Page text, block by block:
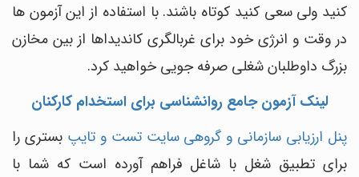
کنید ولی سعی کنید کوتاه باشند. با استفاده از این آزمون ها
در وقت و انرژی خود برای غربالگری کاندیداها از بین مخازن
بزرگ داوطلبان شغلی صرفه جویی خواهید کرد.
لینک آزمون جامع روانشناسی برای استخدام کارکنان
پنل ارزیابی سازمانی و گروهی سایت تست و تایپبستری را
برای تطبیق شغل با شاغل فراهم آورده است که شما با